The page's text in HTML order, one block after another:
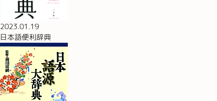
2023.01.19
日本語便利辞典